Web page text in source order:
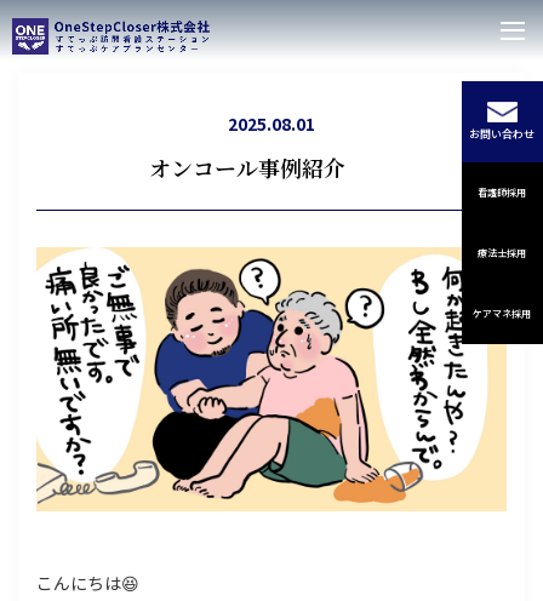
お問い合わせ
看護師採用
療法士採用
ケアマネ採用
2025.08.01
オンコール事例紹介
こんにちは😆